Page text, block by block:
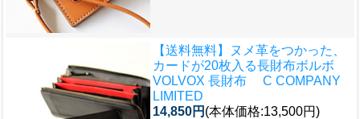
【送料無料】ヌメ革をつかった、
カードが20枚入る長財布ボルボ
VOLVOX 長財布 C COMPANY
LIMITED
14,850円 (本体価格:13,500円)